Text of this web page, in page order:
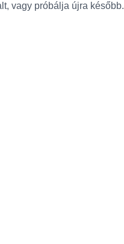
vagy próbálja újra később.